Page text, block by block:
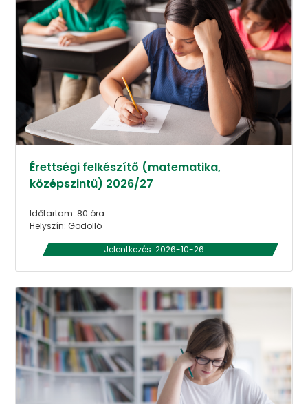
Érettségi felkészítő (matematika,
középszintű) 2026/27
Időtartam: 80 óra
Helyszín: Gödöllő
Jelentkezés: 2026-10-26